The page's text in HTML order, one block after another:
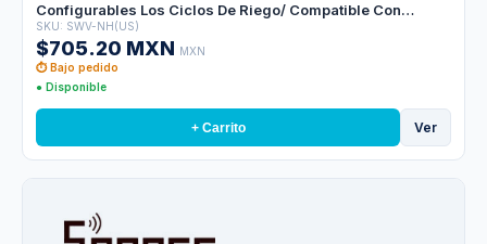
Configurables Los Ciclos De Riego/ Compatible Con
Alexa/google Home/ Home Assistant
SKU: SWV-NH(US)
$705.20 MXN MXN
⏱ Bajo pedido
● Disponible
+ Carrito Ver